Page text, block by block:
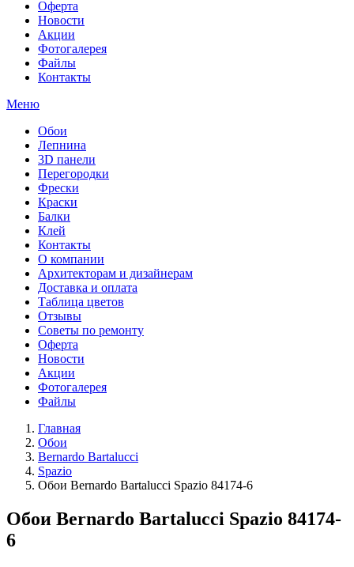
Оферта
Новости
Акции
Фотогалерея
Файлы
Контакты
Меню
Обои
Лепнина
3D панели
Перегородки
Фрески
Краски
Балки
Клей
Контакты
О компании
Архитекторам и дизайнерам
Доставка и оплата
Таблица цветов
Отзывы
Советы по ремонту
Оферта
Новости
Акции
Фотогалерея
Файлы
Главная
Обои
Bernardo Bartalucci
Spazio
Обои Bernardo Bartalucci Spazio 84174-6
Обои Bernardo Bartalucci Spazio 84174-
6